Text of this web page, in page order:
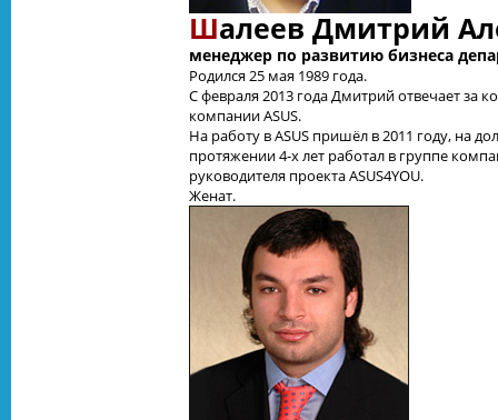
Шалеев Дмитрий
менеджер по развитию бизнеса
Родился 25 мая 1989 года.
С февраля 2013 года Дмитрий отвечает за
компании ASUS.
На работу в ASUS пришёл в 2011 году, на
протяжении 4-х лет работал в группе
руководителя проекта ASUS4YOU.
Женат.